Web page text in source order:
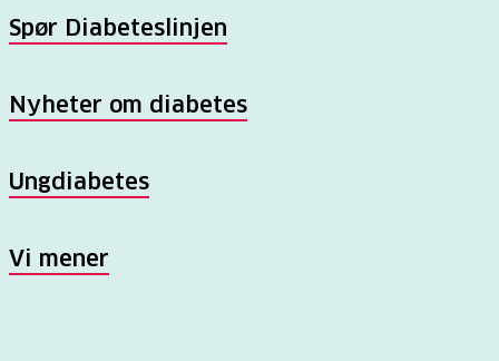
Spør Diabeteslinjen
Nyheter om diabetes
Ungdiabetes
Vi mener